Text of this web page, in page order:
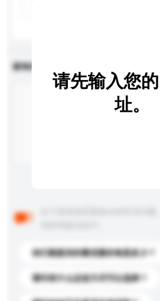
查询内容
你们能提供的最优惠价格是多少？
请问有什么运送方式可以选择？
请先输入您
址。